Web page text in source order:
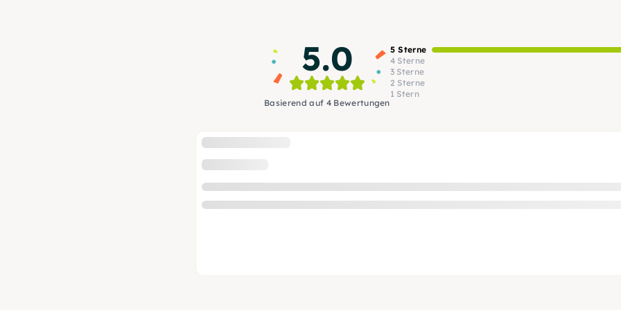
5.0
Basierend auf 4 Bewertungen
5 Sterne
4 Sterne
3 Sterne
2 Sterne
1 Stern